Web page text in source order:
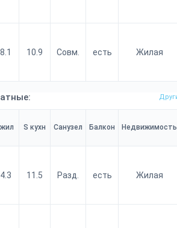
10.9 Совм. есть Жилая
S кухн Санузел Балкон Недвижимость
11.5 Разд. есть Жилая